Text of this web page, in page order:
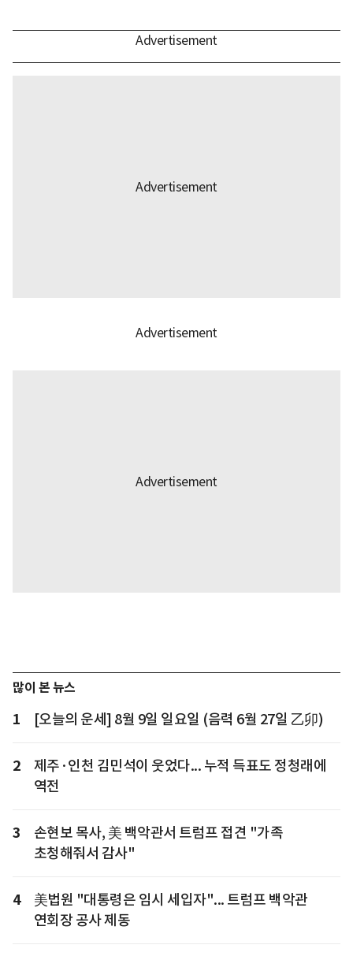
많이 본 뉴스
1 [오늘의 운세] 8월 9일 일요일 (음력 6월 27일 乙卯)
2
제주·인천 김민석이 웃었다... 누적 득표도 정청래에
역전
3
손현보 목사, 美 백악관서 트럼프 접견 "가족
초청해줘서 감사"
4
美법원 "대통령은 임시 세입자"... 트럼프 백악관
연회장 공사 제동